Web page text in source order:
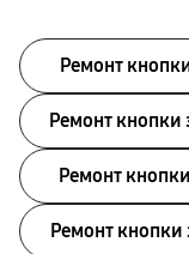
Ремонт
Ремонт кнопки
Ремонт
Ремонт кнопки